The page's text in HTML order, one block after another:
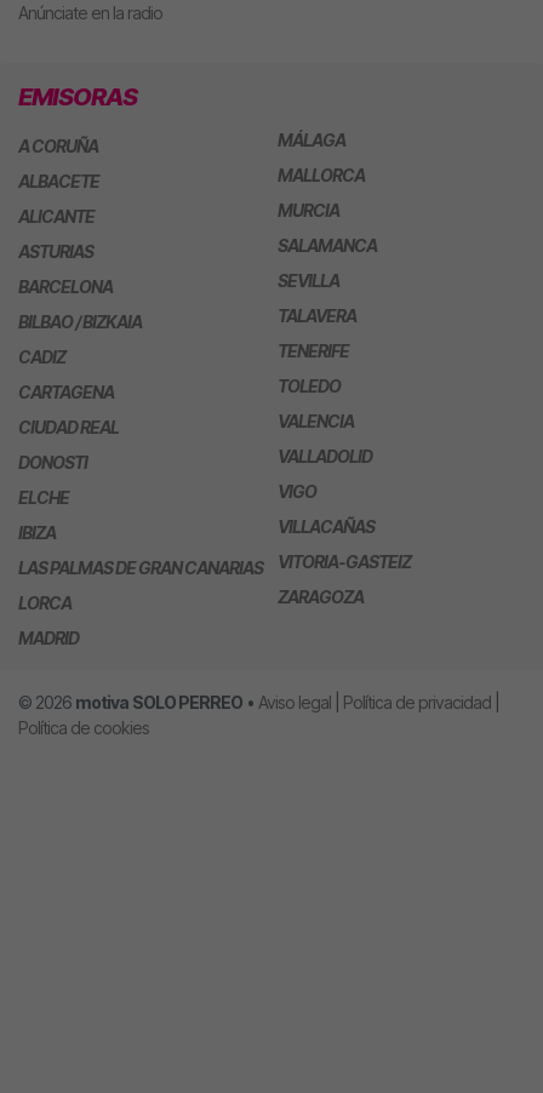
Anúnciate en la radio
EMISORAS
A CORUÑA
ALBACETE
ALICANTE
ASTURIAS
BARCELONA
BILBAO / BIZKAIA
CADIZ
CARTAGENA
CIUDAD REAL
DONOSTI
ELCHE
IBIZA
LAS PALMAS DE GRAN CANARIAS
LORCA
MADRID
MÁLAGA
MALLORCA
MURCIA
SALAMANCA
SEVILLA
TALAVERA
TENERIFE
TOLEDO
VALENCIA
VALLADOLID
VIGO
VILLACAÑAS
VITORIA-GASTEIZ
ZARAGOZA
© 2026 motiva SOLO PERREO • Aviso legal Política de privacidad
Política de cookies